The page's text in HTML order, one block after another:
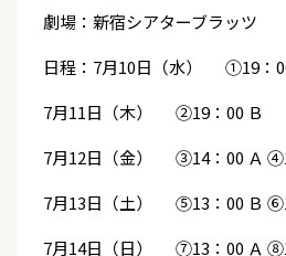
劇場：新宿シアターブラッツ
日程：7月10日（水） ①19：
7月11日（木） ②19：00 Ｂ
7月12日（金） ③14：00 Ａ
7月13日（土） ⑤13：00 Ｂ
7月14日（日） ⑦13：00 Ａ